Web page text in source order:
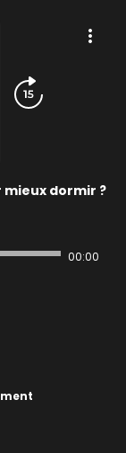
dormir ?
00:00